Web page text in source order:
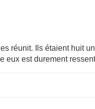
réunit. Ils étaient huit
eux est durement